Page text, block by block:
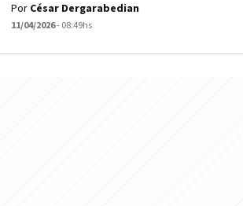
Por César Dergarabedian
11/04/2026- 08:49hs